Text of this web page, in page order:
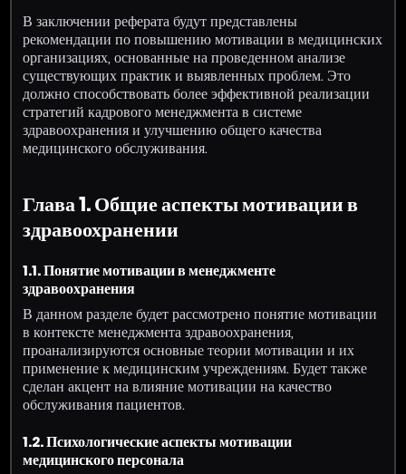
В заключении реферата будут представлены
рекомендации по повышению мотивации в медицинских
организациях, основанные на проведенном анализе
существующих практик и выявленных проблем. Это
должно способствовать более эффективной реализации
стратегий кадрового менеджмента в системе
здравоохранения и улучшению общего качества
медицинского обслуживания.
Глава 1. Общие аспекты мотивации в
здравоохранении
1.1. Понятие мотивации в менеджменте
здравоохранения
В данном разделе будет рассмотрено понятие мотивации
в контексте менеджмента здравоохранения,
проанализируются основные теории мотивации и их
применение к медицинским учреждениям. Будет также
сделан акцент на влияние мотивации на качество
обслуживания пациентов.
1.2. Психологические аспекты мотивации
медицинского персонала